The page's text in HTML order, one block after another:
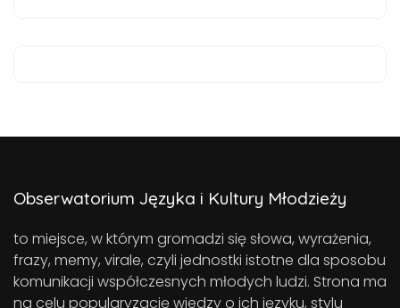
Obserwatorium Języka i Kultury Młodzieży
to miejsce, w którym gromadzi się słowa, wyrażenia,
frazy, memy, virale, czyli jednostki istotne dla sposobu
komunikacji współczesnych młodych ludzi. Strona ma
na celu popularyzację wiedzy o ich języku, stylu